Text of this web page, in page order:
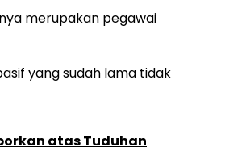
merupakan pegawai
yang sudah lama tidak
atas Tuduhan